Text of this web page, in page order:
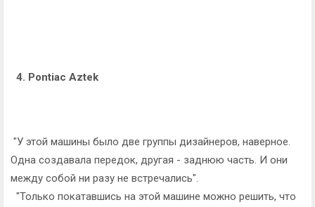
4. Pontiac Aztek
"У этой машины было две группы дизайнеров, наверное.
Одна создавала передок, другая - заднюю часть. И они
между собой ни разу не встречались".
"Только покатавшись на этой машине можно решить, что